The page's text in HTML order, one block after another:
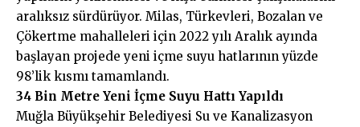
aralıksız sürdürüyor. Milas, Türkevleri, Bozalan ve
Çökertme mahalleleri için 2022 yılı Aralık ayında
başlayan projede yeni içme suyu hatlarının yüzde
98’lik kısmı tamamlandı.
34 Bin Metre Yeni İçme Suyu Hattı Yapıldı
Muğla Büyükşehir Belediyesi Su ve Kanalizasyon